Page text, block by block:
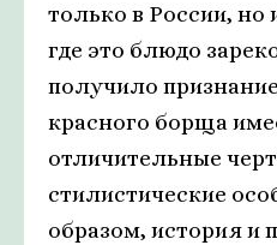
только в России, но
где это блюдо
получило
красного борща
отличительные
стилистические
образом, история и